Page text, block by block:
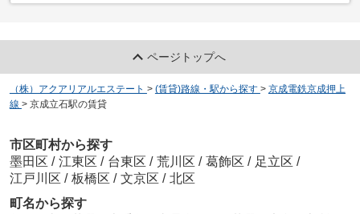
ページトップへ
（株）アクアリアルエステート > (賃貸)路線・駅から探す > 京成電鉄京成押上
線 > 京成立石駅の賃貸
市区町村から探す
墨田区 / 江東区 / 台東区 / 荒川区 / 葛飾区 / 足立区 /
江戸川区 / 板橋区 / 文京区 / 北区
町名から探す